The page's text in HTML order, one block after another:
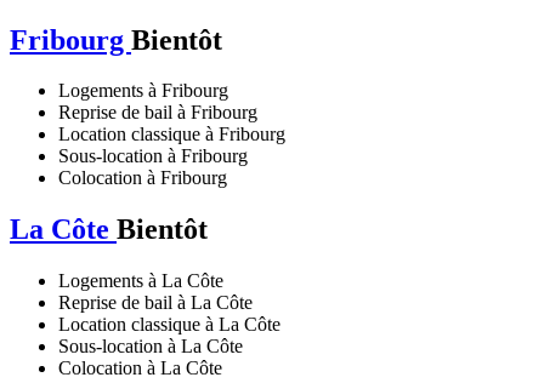
Fribourg Bientôt
Logements à Fribourg
Reprise de bail à Fribourg
Location classique à Fribourg
Sous-location à Fribourg
Colocation à Fribourg
La Côte Bientôt
Logements à La Côte
Reprise de bail à La Côte
Location classique à La Côte
Sous-location à La Côte
Colocation à La Côte